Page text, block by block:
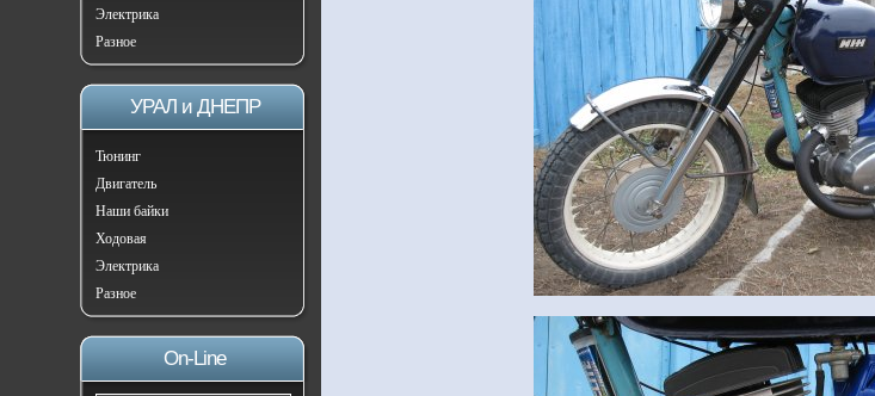
Электрика
Разное
УРАЛ и ДНЕПР
Тюнинг
Двигатель
Наши байки
Ходовая
Электрика
Разное
On-Line